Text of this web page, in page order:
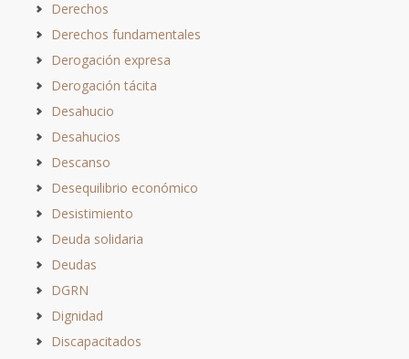
Derechos
Derechos fundamentales
Derogación expresa
Derogación tácita
Desahucio
Desahucios
Descanso
Desequilibrio económico
Desistimiento
Deuda solidaria
Deudas
DGRN
Dignidad
Discapacitados